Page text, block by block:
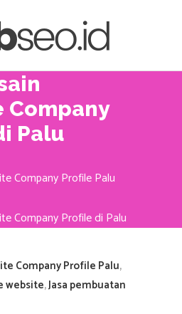
Company
Palu
Company Profile Palu
Company Profile di Palu
Company Profile Palu,
website,Jasa pembuatan